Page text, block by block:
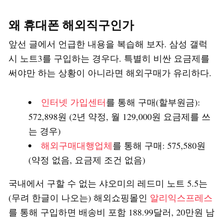
왜 휴대폰 해외직구인가
앞선 글에서 언급한 내용을 복습해 보자. 삼성 갤럭
시 노트3를 구입하는 경우다. 특별히 비싼 요금제를
써야만 하는 상황이 아니라면 해외구매가 유리하다.
인터넷 가입센터를 통해 구매(할부원금):
572,898원 (2년 약정, 월 129,000원 요금제를 쓰
는 경우)
해외구매대행업체를 통해 구매: 575,580원
(약정 없음, 요금제 조건 없음)
국내에서 구할 수 없는 샤오미의 레드미 노트 5.5는
(무려 한글이 나오는) 해외쇼핑몰인 알리익스프레스
를 통해 구입하면 배송비 포함 188.99달러, 20만원 남